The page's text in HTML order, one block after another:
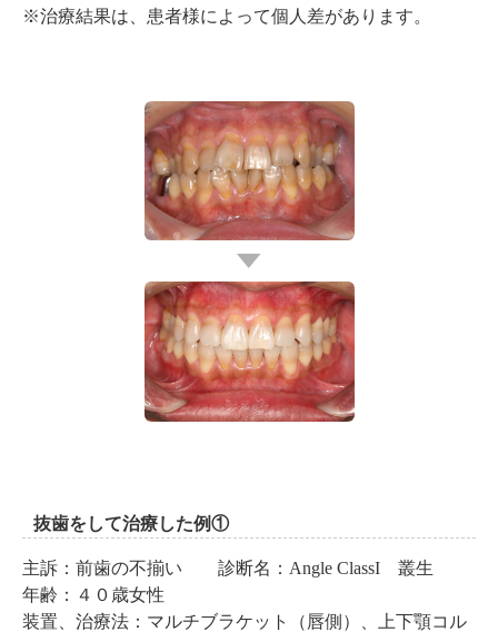
※治療結果は、患者様によって個人差があります。
抜歯をして治療した例①
主訴：前歯の不揃い 診断名：Angle ClassI 叢生
年齢：４０歳女性
装置、治療法：マルチブラケット（唇側）、上下顎コル